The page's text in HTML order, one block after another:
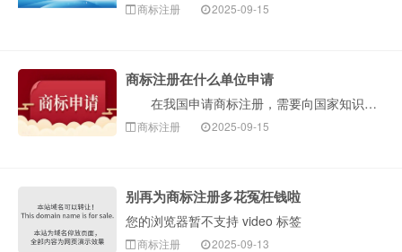
商标注册 2025-09-15
商标注册在什么单位申请
在我国申请商标注册，需要向国家知识产权局（简称国知局，CNIPA）提出申请。国家知识产权局商标局是具体负责商标注册与管理工作的部门。构卓企服为您介···
商标注册 2025-09-15
别再为商标注册多花冤枉钱啦
您的浏览器暂不支持 video 标签
商标注册 2025-09-13